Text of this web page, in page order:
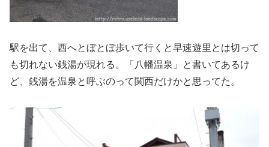
駅を出て、西へとぼとぼ歩いて行くと早速遊里とは切って
も切れない銭湯が現れる。「八幡温泉」と書いてあるけ
ど、銭湯を温泉と呼ぶのって関西だけかと思ってた。